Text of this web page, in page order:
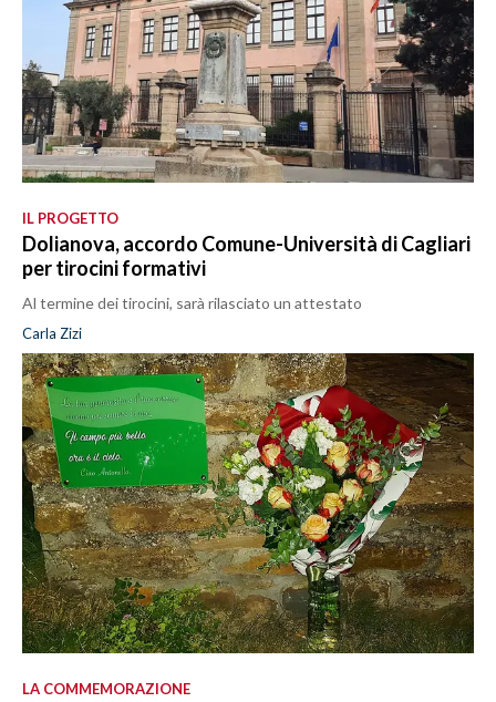
IL PROGETTO
Dolianova, accordo Comune-Università di Cagliari
per tirocini formativi
Al termine dei tirocini, sarà rilasciato un attestato
Carla Zizi
LA COMMEMORAZIONE